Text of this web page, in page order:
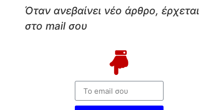
Όταν ανεβαίνει νέο άρθρο, έρχεται
στο mail σου